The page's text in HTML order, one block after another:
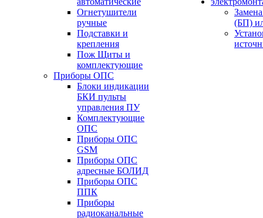
Огнетушители
ручные
Подставки и
крепления
Пож Щиты и
комплектующие
Приборы ОПС
Блоки индикации
БКИ пульты
управления ПУ
Комплектующие
ОПС
Приборы ОПС
GSM
Приборы ОПС
адресные БОЛИД
Приборы ОПС
ППК
Приборы
радиоканальные
(БП)